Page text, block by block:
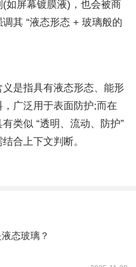
如屏幕镀膜液)，也会被商
其 “液态形态 + 玻璃般的
义是指具有液态形态、能形
广泛用于表面防护;而在
类似 “透明、流动、防护”
合上下文判断。
态玻璃？